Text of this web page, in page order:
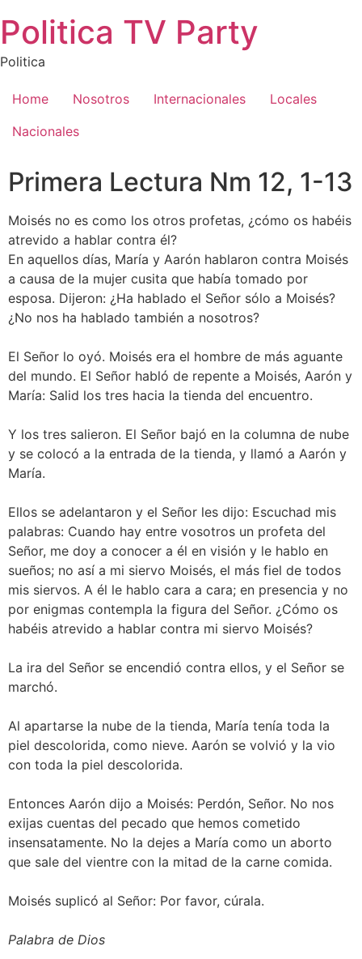
al
contenido
Politica TV Party
Politica
Home Nosotros Internacionales
Locales
Nacionales
Primera Lectura Nm 12, 1-13
Moisés no es como los otros profetas, ¿cómo os habéis
atrevido a hablar contra él?
En aquellos días, María y Aarón hablaron contra Moisés
a causa de la mujer cusita que había tomado por
esposa. Dijeron: ¿Ha hablado el Señor sólo a Moisés?
¿No nos ha hablado también a nosotros?
El Señor lo oyó. Moisés era el hombre de más aguante
del mundo. El Señor habló de repente a Moisés, Aarón y
María: Salid los tres hacia la tienda del encuentro.
Y los tres salieron. El Señor bajó en la columna de nube
y se colocó a la entrada de la tienda, y llamó a Aarón y
María.
Ellos se adelantaron y el Señor les dijo: Escuchad mis
palabras: Cuando hay entre vosotros un profeta del
Señor, me doy a conocer a él en visión y le hablo en
sueños; no así a mi siervo Moisés, el más fiel de todos
mis siervos. A él le hablo cara a cara; en presencia y no
por enigmas contempla la figura del Señor. ¿Cómo os
habéis atrevido a hablar contra mi siervo Moisés?
La ira del Señor se encendió contra ellos, y el Señor se
marchó.
Al apartarse la nube de la tienda, María tenía toda la
piel descolorida, como nieve. Aarón se volvió y la vio
con toda la piel descolorida.
Entonces Aarón dijo a Moisés: Perdón, Señor. No nos
exijas cuentas del pecado que hemos cometido
insensatamente. No la dejes a María como un aborto
que sale del vientre con la mitad de la carne comida.
Moisés suplicó al Señor: Por favor, cúrala.
Palabra de Dios